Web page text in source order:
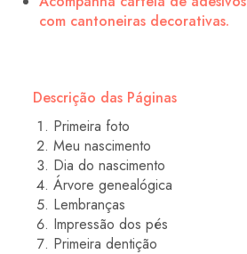
com cantoneiras decorativas.
Descrição das Páginas
Primeira foto
Meu nascimento
Dia do nascimento
Árvore genealógica
Lembranças
Impressão dos pés
Primeira dentição